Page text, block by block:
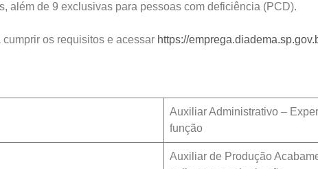
além de 9 exclusivas para pessoas com deficiência (PCD).
os requisitos e acessar https://
Auxiliar Administrativo –
função
Auxiliar de Produção